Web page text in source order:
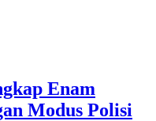
Enam
Modus Polisi